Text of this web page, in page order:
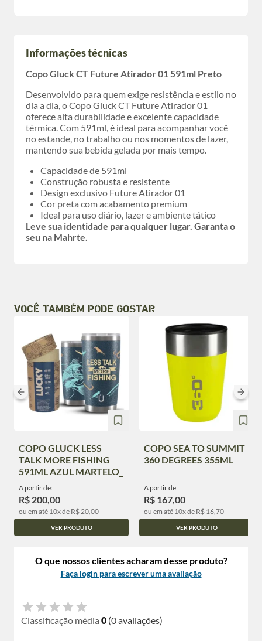
Informações técnicas
Copo Gluck CT Future Atirador 01 591ml Preto
Desenvolvido para quem exige resistência e estilo no
dia a dia, o Copo Gluck CT Future Atirador 01
oferece alta durabilidade e excelente capacidade
térmica. Com 591ml, é ideal para acompanhar você
no estande, no trabalho ou nos momentos de lazer,
mantendo sua bebida gelada por mais tempo.
Capacidade de 591ml
Construção robusta e resistente
Design exclusivo Future Atirador 01
Cor preta com acabamento premium
Ideal para uso diário, lazer e ambiente tático
Leve sua identidade para qualquer lugar. Garanta o
seu na Mahrte.
VOCÊ TAMBÉM PODE GOSTAR
COPO GLUCK LESS
TALK MORE FISHING
591ML AZUL MARTELO_
A partir de:
R$ 200,00
ou em até 10x de R$ 20,00
VER PRODUTO
COPO SEA TO SUMMIT
360 DEGREES 355ML
A partir de:
R$ 167,00
ou em até 10x de R$ 16,70
VER PRODUTO
O que nossos clientes acharam desse produto?
Faça login para escrever uma avaliação
Classificação média 0 (0 avaliações)